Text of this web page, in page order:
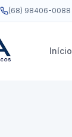
(68) 98406-0088
Início